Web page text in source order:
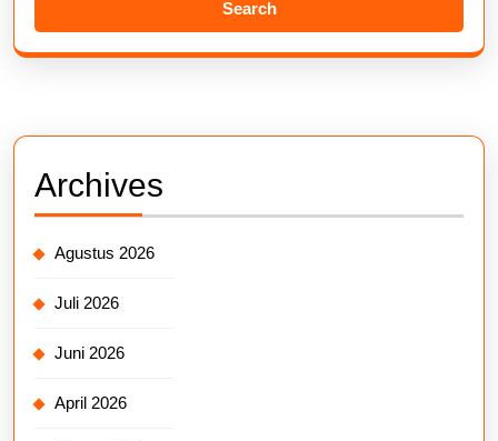
Archives
Agustus 2026
Juli 2026
Juni 2026
April 2026